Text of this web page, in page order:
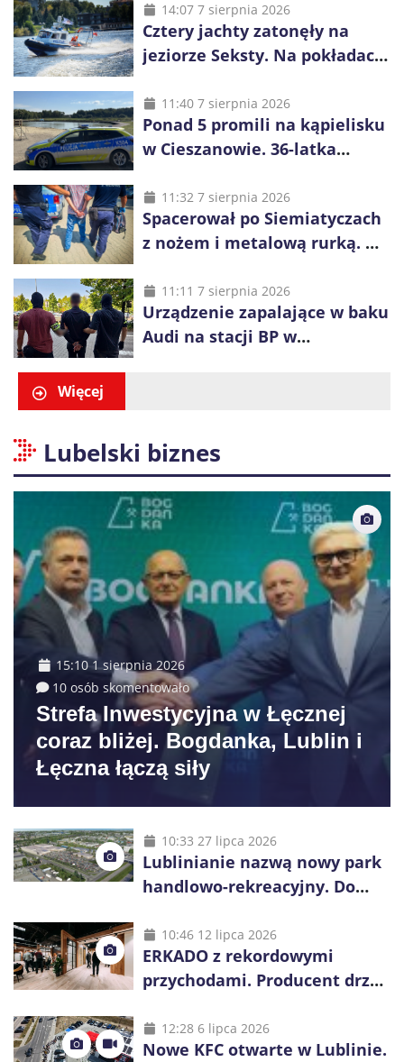
14:07 7 sierpnia 2026
Cztery jachty zatonęły na
jeziorze Seksty. Na pokładach
małoletnich
11:40 7 sierpnia 2026
Ponad 5 promili na kąpielisku
w Cieszanowie. 36-latka
z wody
11:32 7 sierpnia 2026
Spacerował po Siemiatyczach
z nożem i metalową rurką. W
alkohol i perfumy
11:11 7 sierpnia 2026
Urządzenie zapalające w baku
Audi na stacji BP w
Więcej
Lubelski biznes
15:10 1 sierpnia 2026
10 osób skomentowało
Strefa Inwestycyjna w Łęcznej
coraz bliżej. Bogdanka, Lublin i
Łęczna łączą siły
10:33 27 lipca 2026
Lublinianie nazwą nowy park
handlowo-rekreacyjny. Do
10:46 12 lipca 2026
ERKADO z rekordowymi
przychodami. Producent drzwi
inwestycje
12:28 6 lipca 2026
Nowe KFC otwarte w Lublinie.